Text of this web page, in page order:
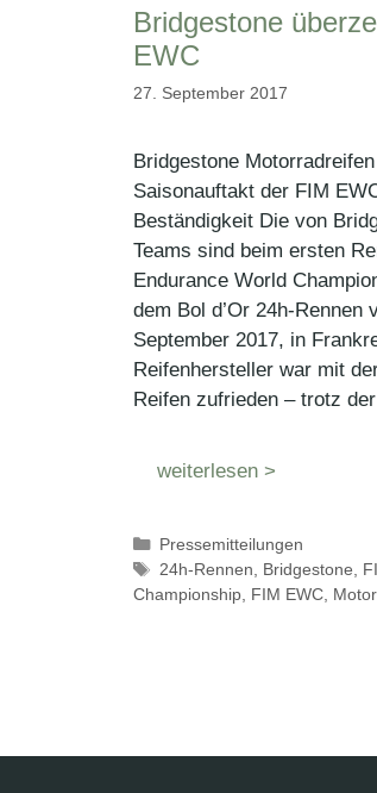
Bridgestone
EWC
27. September 2017
Bridgestone
Saisonauftakt der FIM
Beständigkeit Die von
Teams sind beim ersten
Endurance World
dem Bol d’Or 24h-Rennen
September 2017, in
Reifenhersteller war mit
Reifen zufrieden – trotz
weiterlesen >
Kategorien
Pressemitteilungen
Schlagwörter
24h-Rennen Bridgestone
Championship FIM EWC